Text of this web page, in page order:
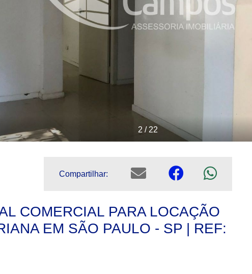
2 / 22
Compartilhar:
COMERCIAL PARA LOCAÇÃO
EM SÃO PAULO - SP | REF: